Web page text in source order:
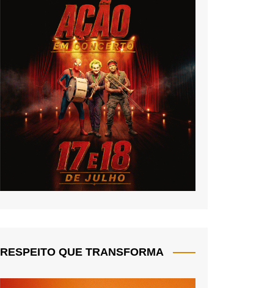
RESPEITO QUE TRANSFORMA